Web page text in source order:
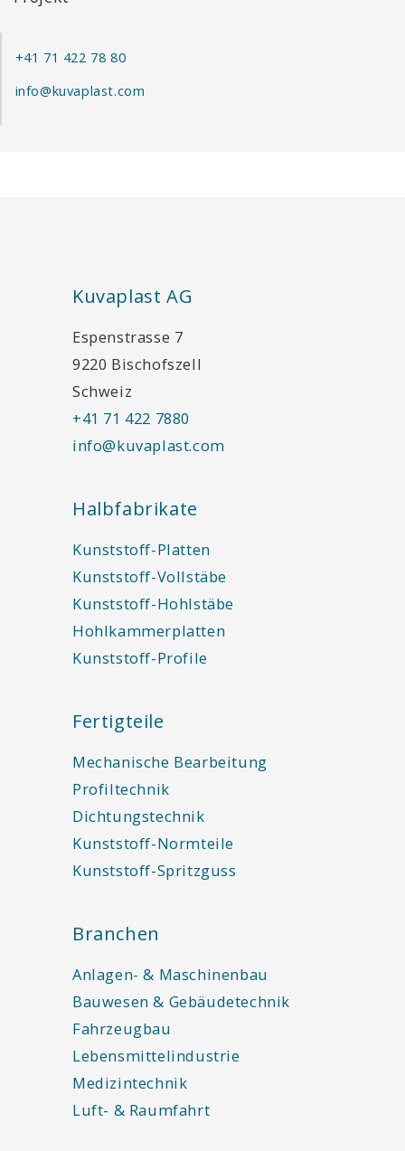
+41 71 422 78 80
info@kuvaplast.com
Kuvaplast AG
Espenstrasse 7
9220 Bischofszell
Schweiz
+41 71 422 7880
info@kuvaplast.com
Halbfabrikate
Kunststoff-Platten
Kunststoff-Vollstäbe
Kunststoff-Hohlstäbe
Hohlkammerplatten
Kunststoff-Profile
Fertigteile
Mechanische Bearbeitung
Profiltechnik
Dichtungstechnik
Kunststoff-Normteile
Kunststoff-Spritzguss
Branchen
Anlagen- & Maschinenbau
Bauwesen & Gebäudetechnik
Fahrzeugbau
Lebensmittelindustrie
Medizintechnik
Luft- & Raumfahrt